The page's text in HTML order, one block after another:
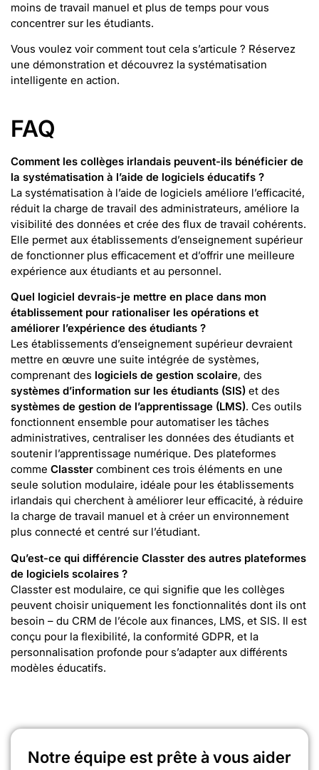
moins de travail manuel et plus de temps pour vous
concentrer sur les étudiants.
Vous voulez voir comment tout cela s’articule ? Réservez
une démonstration et découvrez la systématisation
intelligente en action.
FAQ
Comment les collèges irlandais peuvent-ils bénéficier de
la systématisation à l’aide de logiciels éducatifs ?
La systématisation à l’aide de logiciels améliore l’efficacité,
réduit la charge de travail des administrateurs, améliore la
visibilité des données et crée des flux de travail cohérents.
Elle permet aux établissements d’enseignement supérieur
de fonctionner plus efficacement et d’offrir une meilleure
expérience aux étudiants et au personnel.
Quel logiciel devrais-je mettre en place dans mon
établissement pour rationaliser les opérations et
améliorer l’expérience des étudiants ?
Les établissements d’enseignement supérieur devraient
mettre en œuvre une suite intégrée de systèmes,
comprenant des logiciels de gestion scolaire, des
systèmes d’information sur les étudiants (SIS) et des
systèmes de gestion de l’apprentissage (LMS). Ces outils
fonctionnent ensemble pour automatiser les tâches
administratives, centraliser les données des étudiants et
soutenir l’apprentissage numérique. Des plateformes
comme Classter combinent ces trois éléments en une
seule solution modulaire, idéale pour les établissements
irlandais qui cherchent à améliorer leur efficacité, à réduire
la charge de travail manuel et à créer un environnement
plus connecté et centré sur l’étudiant.
Qu’est-ce qui différencie Classter des autres plateformes
de logiciels scolaires ?
Classter est modulaire, ce qui signifie que les collèges
peuvent choisir uniquement les fonctionnalités dont ils ont
besoin – du CRM de l’école aux finances, LMS, et SIS. Il est
conçu pour la flexibilité, la conformité GDPR, et la
personnalisation profonde pour s’adapter aux différents
modèles éducatifs.
Notre équipe est prête à vous aider